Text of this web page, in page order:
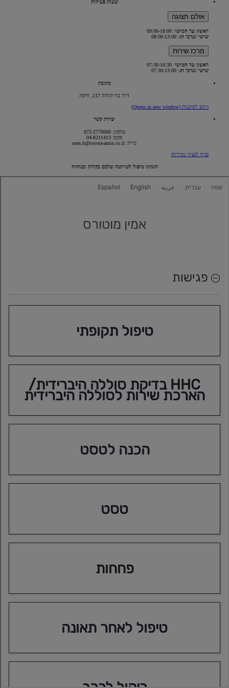
שעות פעילות
אולם תצוגה
ראשון עד חמישי: 09:00-18:00
שישי וערבי חג: 08:00-13:00
מרכז שירות
ראשון עד חמישי: 07:30-16:30
שישי וערבי חג: 07:30-13:00
כתובת
דרך בר-יהודה 117, חיפה
ניווט לסוכנות (Opens in new window)
יצירת קשר
טלפון: 072-2770000
פקס: 04-8211413
מייל: oren.b@toyota-amin.co.il
פניה לנציגי מכירות
הזמינו טיפול לטויוטה שלכם בקלות ובנוחות